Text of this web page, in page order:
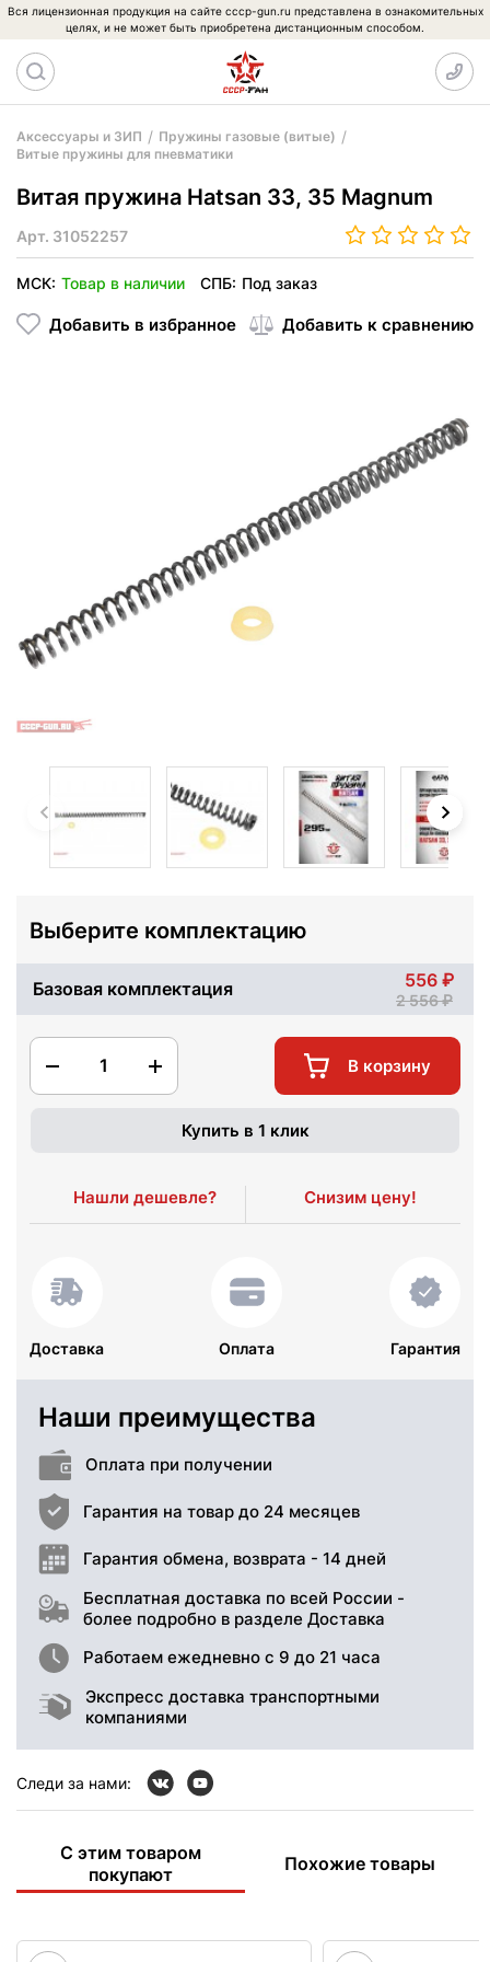
Вся лицензионная продукция на сайте cccp-gun.ru представлена в ознакомительных
целях, и не может быть приобретена дистанционным способом.
Аксессуары и ЗИП
Пружины газовые (витые)
Витые пружины для пневматики
Витая пружина Hatsan 33, 35 Magnum
Арт. 31052257
МСК: Товар в наличии СПБ: Под заказ
Добавить в избранное Добавить к сравнению
Выберите комплектацию
Базовая комплектация 556
2 556
1 В корзину
Купить в 1 клик
Нашли дешевле? Снизим цену!
Доставка Оплата Гарантия
Наши преимущества
Оплата при получении
Гарантия на товар до 24 месяцев
Гарантия обмена, возврата - 14 дней
Бесплатная доставка по всей России -
более подробно в разделе Доставка
Работаем ежедневно с 9 до 21 часа
Экспресс доставка транспортными
компаниями
Следи за нами:
С этим товаром
покупают
Похожие товары